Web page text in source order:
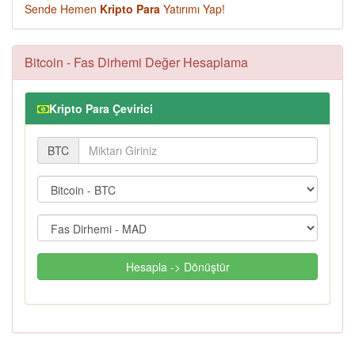
Sende Hemen Kripto Para Yatırımı Yap!
Bitcoin - Fas Dirhemi Değer Hesaplama
Kripto Para Çevirici
BTC
Hesapla -> Dönüştür